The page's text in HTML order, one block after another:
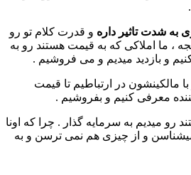
به شدت تاثیر داره و قدرت کلام تو رو
، ما املاکی که به قیمت هستند رو به
و بازدید میدیم و می فروشیم .
مالکینشون در ارتباطیم تا قیمت
معرفی کنیم و بفروشیم .
رو میدیم به سرمایه گذار . چرا که اونا
و از چیزی هم نمی ترسن و به